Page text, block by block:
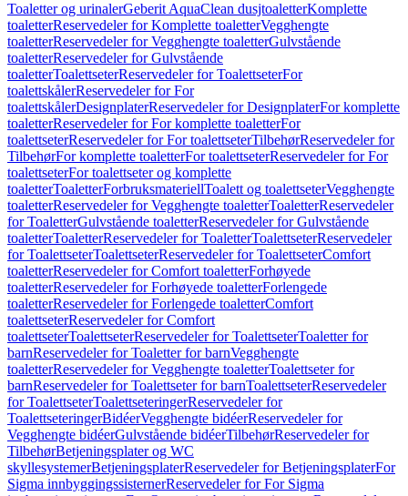
Toaletter og urinalerGeberit AquaClean dusjtoaletterKomplette
toaletterReservedeler for Komplette toaletterVegghengte
toaletterReservedeler for Vegghengte toaletterGulvstående
toaletterReservedeler for Gulvstående
toaletterToalettseterReservedeler for ToalettseterFor
toalettskålerReservedeler for For
toalettskålerDesignplaterReservedeler for DesignplaterFor komplette
toaletterReservedeler for For komplette toaletterFor
toalettseterReservedeler for For toalettseterTilbehørReservedeler for
TilbehørFor komplette toaletterFor toalettseterReservedeler for For
toalettseterFor toalettseter og komplette
toaletterToaletterForbruksmateriellToalett og toalettseterVegghengte
toaletterReservedeler for Vegghengte toaletterToaletterReservedeler
for ToaletterGulvstående toaletterReservedeler for Gulvstående
toaletterToaletterReservedeler for ToaletterToalettseterReservedeler
for ToalettseterToalettseterReservedeler for ToalettseterComfort
toaletterReservedeler for Comfort toaletterForhøyede
toaletterReservedeler for Forhøyede toaletterForlengede
toaletterReservedeler for Forlengede toaletterComfort
toalettseterReservedeler for Comfort
toalettseterToalettseterReservedeler for ToalettseterToaletter for
barnReservedeler for Toaletter for barnVegghengte
toaletterReservedeler for Vegghengte toaletterToalettseter for
barnReservedeler for Toalettseter for barnToalettseterReservedeler
for ToalettseterToalettseteringerReservedeler for
ToalettseteringerBidéerVegghengte bidéerReservedeler for
Vegghengte bidéerGulvstående bidéerTilbehørReservedeler for
TilbehørBetjeningsplater og WC
skyllesystemerBetjeningsplaterReservedeler for BetjeningsplaterFor
Sigma innbyggingssisternerReservedeler for For Sigma